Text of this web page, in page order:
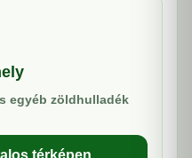
egyéb zöldhulladék
térképen